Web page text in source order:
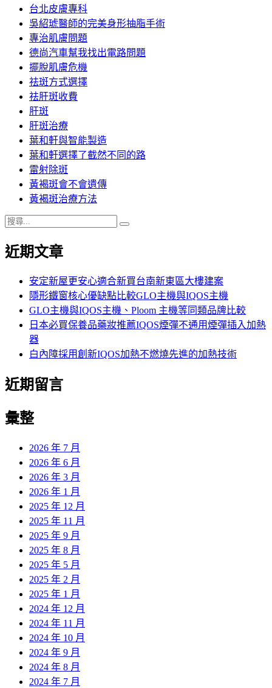
章:
台北皮膚專科
吳紹琥醫師的完美身形抽脂手術
專治肌膚問題
德尚汽車幫我找出電路問題
擺脫肌膚危機
祛斑方式選擇
祛肝斑收費
肝斑
肝斑治療
葉和軒與智能製造
葉和軒選擇了截然不同的路
雷射除斑
黃褐斑會不會遺傳
黃褐斑治療方法
搜
關
近期文章
安定新屋更安心適合新買台南新東區大樓建案
隱形鐵窗核心優缺點比較GLO主機與IQOS主機
GLO主機與IQOS主機、Ploom 主機等同類品牌比較
日本必買保養品藥妝推薦IQOS煙彈不通用煙彈插入加熱
器
白內障採用創新IQOS加熱不燃燒先進的加熱技術
近期留言
彙整
2026 年 7 月
2026 年 6 月
2026 年 3 月
2026 年 1 月
2025 年 12 月
2025 年 11 月
2025 年 9 月
2025 年 8 月
2025 年 5 月
2025 年 2 月
2025 年 1 月
2024 年 12 月
2024 年 11 月
2024 年 10 月
2024 年 9 月
2024 年 8 月
2024 年 7 月